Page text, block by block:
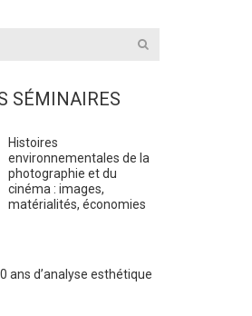
SÉMINAIRES
Histoires
environnementales de la
photographie et du
cinéma : images,
matérialités, économies
ans d’analyse esthétique